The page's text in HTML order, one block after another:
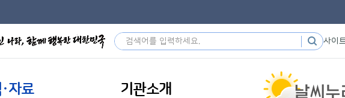
사이
자료 기관소개